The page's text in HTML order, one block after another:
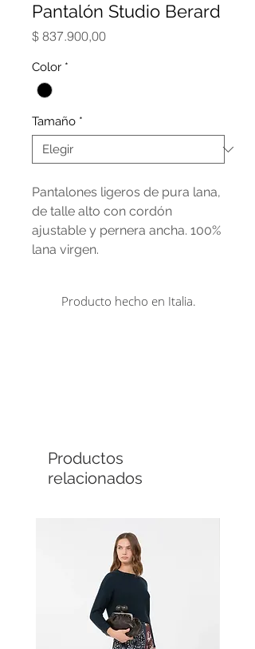
Pantalón Studio Berard
$ 837.900,00Precio
Color *
Tamaño *
Pantalones ligeros de pura lana,
de talle alto con cordón
ajustable y pernera ancha. 100%
lana virgen.
Producto hecho en Italia.
Productos
relacionados